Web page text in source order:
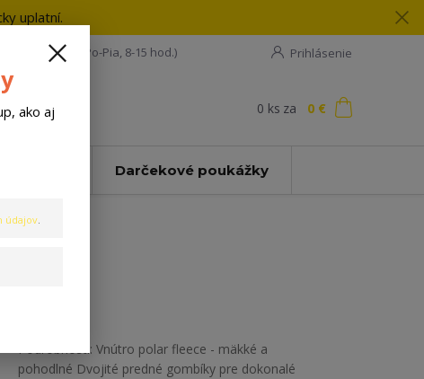
uplatní.
Prihlásenie
908 198 133 (Po-Pia, 8-15 hod.)
0 ks za 0 €
Darčekové poukážky
Podrobnosti: Vnútro polar fleece - mäkké a
pohodlné Dvojité predné gombíky pre dokonalé
ako aj
údajov.